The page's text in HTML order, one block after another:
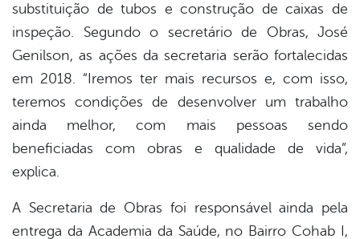
substituição de tubos e construção de caixas de
inspeção. Segundo o secretário de Obras, José
Genilson, as ações da secretaria serão fortalecidas
em 2018. “Iremos ter mais recursos e, com isso,
teremos condições de desenvolver um trabalho
ainda melhor, com mais pessoas sendo
beneficiadas com obras e qualidade de vida”,
explica.
A Secretaria de Obras foi responsável ainda pela
entrega da Academia da Saúde, no Bairro Cohab I,